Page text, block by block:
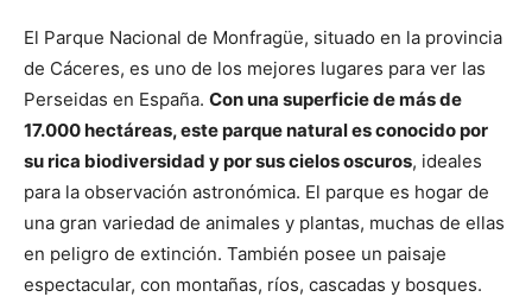
El Parque Nacional de Monfragüe, situado en la provincia
de Cáceres, es uno de los mejores lugares para ver las
Perseidas en España. Con una superficie de más de
17.000 hectáreas, este parque natural es conocido por
su rica biodiversidad y por sus cielos oscuros, ideales
para la observación astronómica. El parque es hogar de
una gran variedad de animales y plantas, muchas de ellas
en peligro de extinción. También posee un paisaje
espectacular, con montañas, ríos, cascadas y bosques.